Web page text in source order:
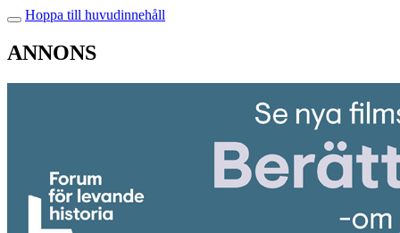
Hoppa till huvudinnehåll
ANNONS